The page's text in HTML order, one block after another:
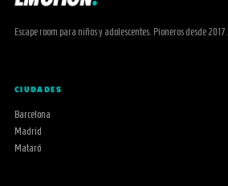
Escape room para niños y adolescentes. Pioneros desde 2017.
CIUDADES
Barcelona
Madrid
Mataró